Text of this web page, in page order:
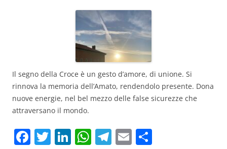
Il segno della Croce è un gesto d’amore, di unione. Si
rinnova la memoria dell’Amato, rendendolo presente. Dona
nuove energie, nel bel mezzo delle false sicurezze che
attraversano il mondo.
F T Li W T E